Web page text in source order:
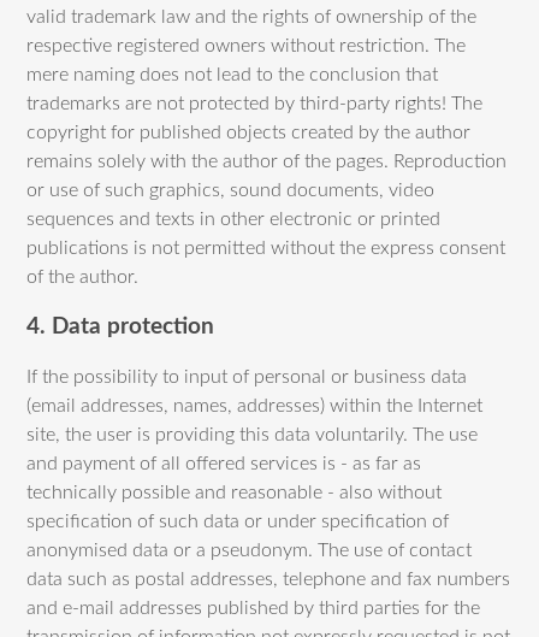
valid trademark law and the rights of ownership of the
respective registered owners without restriction. The
mere naming does not lead to the conclusion that
trademarks are not protected by third-party rights! The
copyright for published objects created by the author
remains solely with the author of the pages. Reproduction
or use of such graphics, sound documents, video
sequences and texts in other electronic or printed
publications is not permitted without the express consent
of the author.
4. Data protection
If the possibility to input of personal or business data
(email addresses, names, addresses) within the Internet
site, the user is providing this data voluntarily. The use
and payment of all offered services is - as far as
technically possible and reasonable - also without
specification of such data or under specification of
anonymised data or a pseudonym. The use of contact
data such as postal addresses, telephone and fax numbers
and e-mail addresses published by third parties for the